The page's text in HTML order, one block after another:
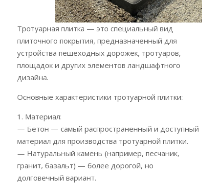
Тротуарная плитка — это специальный вид
плиточного покрытия, предназначенный для
устройства пешеходных дорожек, тротуаров,
площадок и других элементов ландшафтного
дизайна.
Основные характеристики тротуарной плитки:
1. Материал:
— Бетон — самый распространенный и доступный
материал для производства тротуарной плитки.
— Натуральный камень (например, песчаник,
гранит, базальт) — более дорогой, но
долговечный вариант.